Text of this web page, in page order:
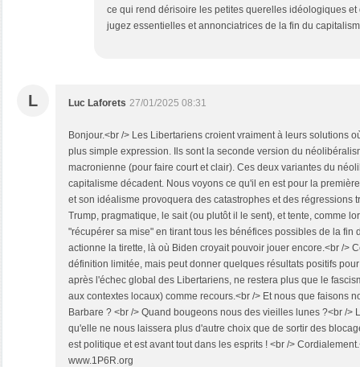
ce qui rend dérisoire les petites querelles idéologiques
jugez essentielles et annonciatrices de la fin du
L Luc Laforets 27/01/2025 08:31
Bonjour.<br /> Les Libertariens croient vraiment à leurs solutions
plus simple expression. Ils sont la seconde version du
macronienne (pour faire court et clair). Ces deux variantes du
capitalisme décadent. Nous voyons ce qu'il en est pour la
et son idéalisme provoquera des catastrophes et des régressions
Trump, pragmatique, le sait (ou plutôt il le sent), et tente, comme
"récupérer sa mise" en tirant tous les bénéfices possibles de la fin
actionne la tirette, là où Biden croyait pouvoir jouer encore.<br />
définition limitée, mais peut donner quelques résultats positifs
après l'échec global des Libertariens, ne restera plus que le
aux contextes locaux) comme recours.<br /> Et nous que faisons
Barbare ? <br /> Quand bougeons nous des vieilles lunes ?<br />
qu'elle ne nous laissera plus d'autre choix que de sortir des
est politique et est avant tout dans les esprits ! <br />
www.1P6R.org